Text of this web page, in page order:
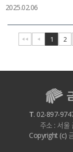
2025.02.06
1 2
T. 02-897-
주소 : 서
Copyright (c)